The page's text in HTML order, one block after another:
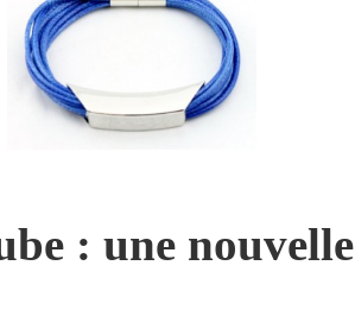
: une nouvelle